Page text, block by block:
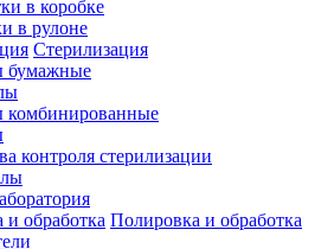
в коробке
в рулоне
Стерилизация
бумажные
комбинированные
контроля стерилизации
Полировка и обработка